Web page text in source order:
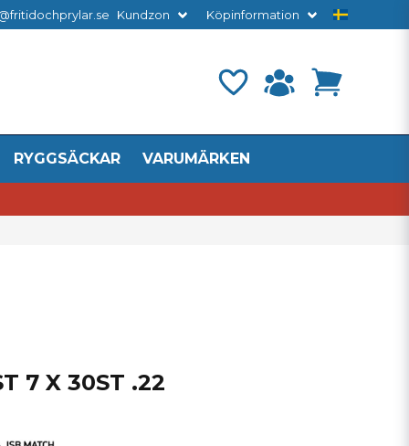
Kundzon Köpinformation
RYGGSÄCKAR VARUMÄRKEN
7 X 30ST .22